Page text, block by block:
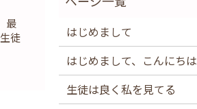
最
徒
はじめまして
はじめまして、こんにちは
生徒は良く私を見てる